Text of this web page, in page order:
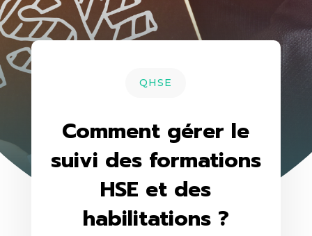
QHSE
Comment gérer le
suivi des formations
HSE et des
habilitations ?